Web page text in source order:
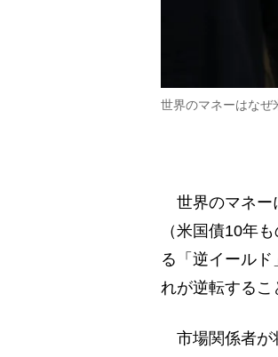
世界のマネーはなぜ
世界のマネー
（米国債10年
る「逆イール
れが逆転するこ
市場関係者が